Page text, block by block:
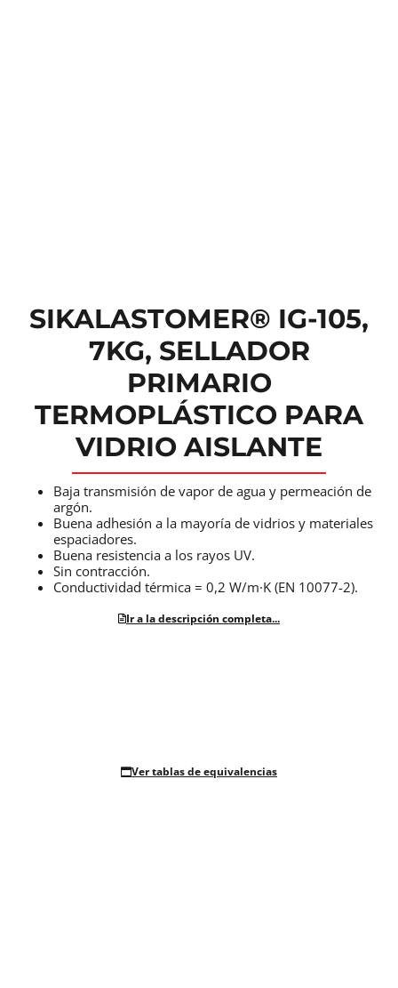
SIKALASTOMER® IG-105,
7KG, SELLADOR
PRIMARIO
TERMOPLÁSTICO PARA
VIDRIO AISLANTE
Baja transmisión de vapor de agua y permeación de
argón.
Buena adhesión a la mayoría de vidrios y materiales
espaciadores.
Buena resistencia a los rayos UV.
Sin contracción.
Conductividad térmica = 0,2 W/m·K (EN 10077-2).
Ir a la descripción completa...
Ver tablas de equivalencias